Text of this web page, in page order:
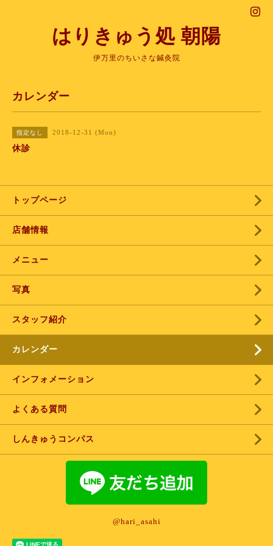
はりきゅう処 朝陽
伊万里のちいさな鍼灸院
カレンダー
指定なし 2018-12-31 (Mon)
休診
トップページ
店舗情報
メニュー
写真
スタッフ紹介
カレンダー
インフォメーション
よくある質問
しんきゅうコンパス
@hari_asahi